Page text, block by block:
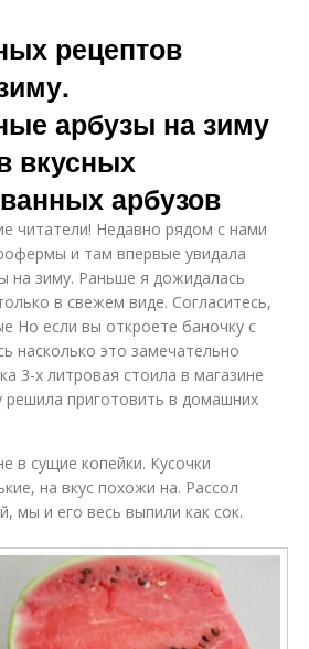
рецептов
арбузы на зиму
вкусных
арбузов
читатели! Недавно рядом с нами
и там впервые увидала
на зиму. Раньше я дожидалась
в свежем виде. Согласитесь,
Но если вы откроете баночку с
насколько это замечательно
3-х литровая стоила в магазине
решила приготовить в домашних
в сущие копейки. Кусочки
на вкус похожи на. Рассол
мы и его весь выпили как сок.